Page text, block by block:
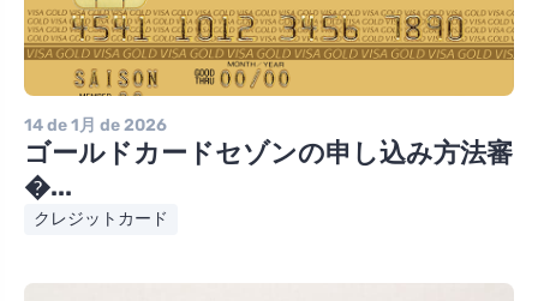
14 de 1月 de 2026
ゴールドカードセゾンの申し込み方法審
�...
クレジットカード